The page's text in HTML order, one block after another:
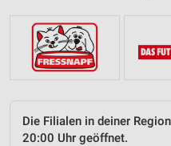
Die Filialen in deiner
20:00 Uhr geöffnet.